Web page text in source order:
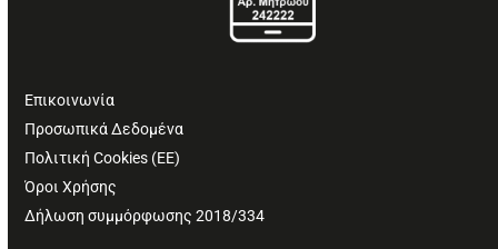
Επικοινωνία
Προσωπικά Δεδομένα
Πολιτική Cookies (ΕΕ)
Όροι Χρήσης
Δήλωση συμμόρφωσης 2018/334